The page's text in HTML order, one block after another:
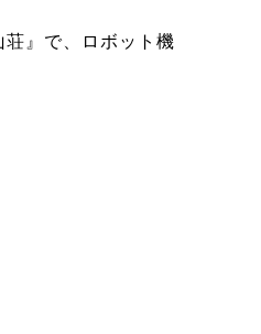
』で、ロボット機